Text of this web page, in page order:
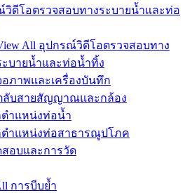
ดีโอตรวจสอบทางระบายน้ำและท่อ
All อุปกรณ์วิดีโอตรวจสอบทาง
ะบายน้ำและท่อน้ำทิ้ง
อภาพและเครื่องบันทึก
ลับสายสัญญาณและกล้อง
ตำแหน่งท่อน้ำ
ตำแหน่งท่อสาธารณูปโภค
อบและการวัด
การบีบย้ำ